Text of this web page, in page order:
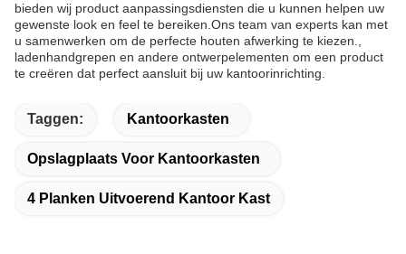
bieden wij product aanpassingsdiensten die u kunnen helpen uw
gewenste look en feel te bereiken.Ons team van experts kan met
u samenwerken om de perfecte houten afwerking te kiezen.,
ladenhandgrepen en andere ontwerpelementen om een product
te creëren dat perfect aansluit bij uw kantoorinrichting.
Taggen: Kantoorkasten
Opslagplaats Voor Kantoorkasten
4 Planken Uitvoerend Kantoor Kast